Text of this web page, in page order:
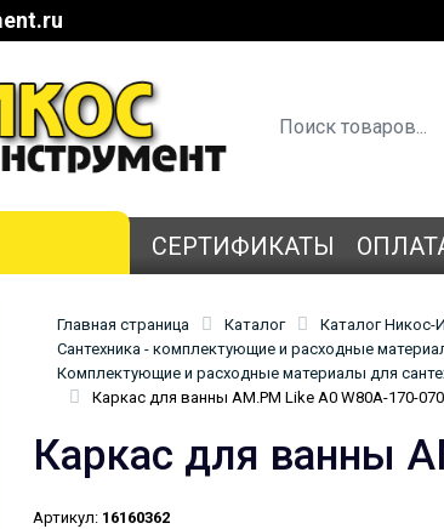
СЕРТИФИКАТЫ
Главная страница Каталог
Каталог Никос-
Сантехника - комплектующие и расходные
Комплектующие и расходные материалы для
Каркас для ванны AM.PM Like A0 W80A-170-
Каркас для ванны
Артикул: 16160362